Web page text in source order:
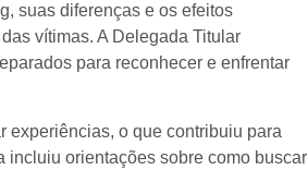
suas diferenças e os efeitos
vítimas. A Delegada Titular
para reconhecer e enfrentar
experiências, o que contribuiu para
incluiu orientações sobre como buscar